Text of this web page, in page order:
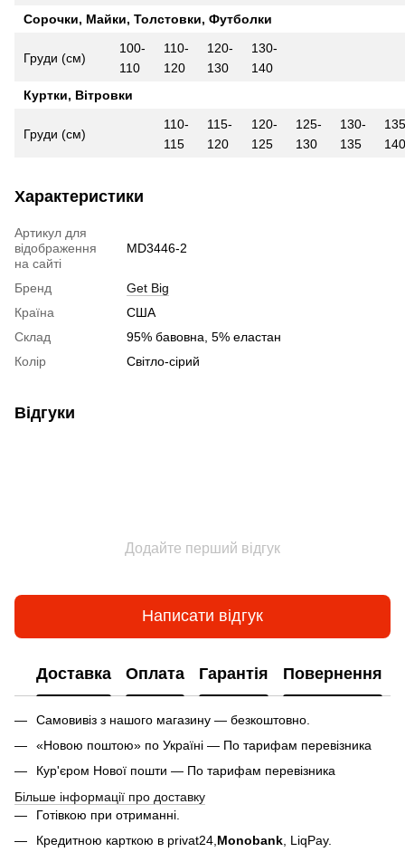
Сорочки, Майки, Толстовки, Футболки
Груди (см)
100-
110
110-
120
120-
130
130-
140
Куртки, Вітровки
Груди (см)
110-
115
115-
120
120-
125
125-
130
130-
135
140
Характеристики
Артикул для
відображення
на сайті
MD3446-2
Бренд
Get Big
Країна
США
Склад
95% бавовна, 5% еластан
Колір
Світло-сірий
Відгуки
Додайте перший відгук
Написати відгук
Доставка Оплата Гарантія Повернення
Самовивіз з нашого магазину — безкоштовно.
«Новою поштою» по Україні — По тарифам перевізника
Кур'єром Нової пошти — По тарифам перевізника
Більше інформації про доставку
Готівкою при отриманні.
Кредитною карткою в privat24, Monobank LiqPay.